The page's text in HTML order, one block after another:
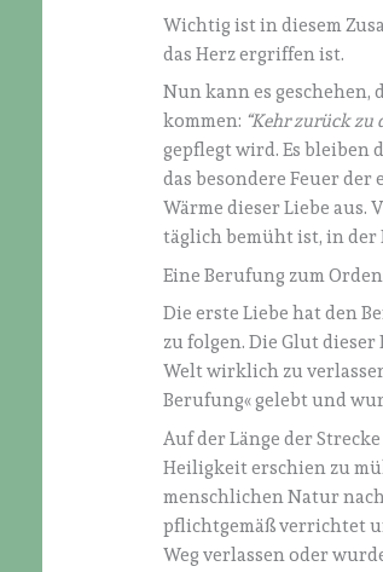
Wichtig ist in diesem
das Herz ergriffen ist.
Nun kann es geschehen,
kommen: “Kehr zurück zu
gepflegt wird. Es bleiben
das besondere Feuer
Wärme dieser Liebe aus.
täglich bemüht ist, in der
Eine Berufung zum
Die erste Liebe hat den
zu folgen. Die Glut
Welt wirklich zu
Berufung« gelebt und
Auf der Länge der
Heiligkeit erschien zu
menschlichen Natur
pflichtgemäß verrichtet
Weg verlassen oder